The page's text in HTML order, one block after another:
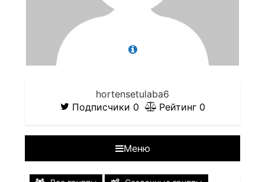
hortensetulaba6
Подписчики 0 Рейтинг 0
Меню